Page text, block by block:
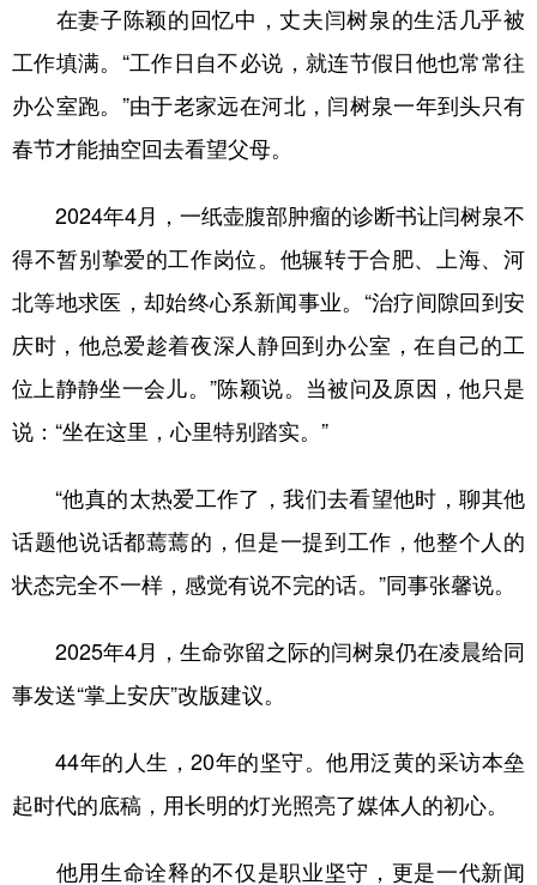
在妻子陈颖的回忆中，丈夫闫树泉的生活几乎被
工作填满。“工作日自不必说，就连节假日他也常常往
办公室跑。”由于老家远在河北，闫树泉一年到头只有
春节才能抽空回去看望父母。
2024年4月，一纸壶腹部肿瘤的诊断书让闫树泉不
得不暂别挚爱的工作岗位。他辗转于合肥、上海、河
北等地求医，却始终心系新闻事业。“治疗间隙回到安
庆时，他总爱趁着夜深人静回到办公室，在自己的工
位上静静坐一会儿。”陈颖说。当被问及原因，他只是
说：“坐在这里，心里特别踏实。”
“他真的太热爱工作了，我们去看望他时，聊其他
话题他说话都蔫蔫的，但是一提到工作，他整个人的
状态完全不一样，感觉有说不完的话。”同事张馨说。
2025年4月，生命弥留之际的闫树泉仍在凌晨给同
事发送“掌上安庆”改版建议。
44年的人生，20年的坚守。他用泛黄的采访本垒
起时代的底稿，用长明的灯光照亮了媒体人的初心。
他用生命诠释的不仅是职业坚守，更是一代新闻